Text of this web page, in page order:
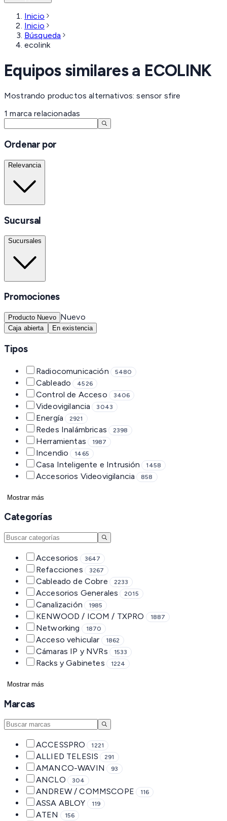
Inicio
Inicio
Búsqueda
ecolink
Equipos similares a ECOLINK
Mostrando productos alternativos: sensor sfire
1 marca relacionadas
Ordenar por
Relevancia
Sucursal
Sucursales
Promociones
Producto Nuevo Nuevo
Caja abierta En existencia
Tipos
Radiocomunicación 5480
Cableado 4526
Control de Acceso 3406
Videovigilancia 3043
Energía 2921
Redes Inalámbricas 2398
Herramientas 1987
Incendio 1465
Casa Inteligente e Intrusión 1458
Accesorios Videovigilancia 858
Mostrar más
Categorías
Accesorios 3647
Refacciones 3267
Cableado de Cobre 2233
Accesorios Generales 2015
Canalización 1985
KENWOOD / ICOM / TXPRO 1887
Networking 1870
Acceso vehicular 1862
Cámaras IP y NVRs 1533
Racks y Gabinetes 1224
Mostrar más
Marcas
ACCESSPRO 1221
ALLIED TELESIS 291
AMANCO-WAVIN 93
ANCLO 304
ANDREW / COMMSCOPE 116
ASSA ABLOY 119
ATEN 156